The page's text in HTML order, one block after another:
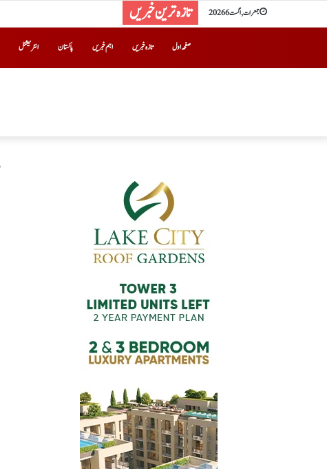
جمعرات, اگست 6 2026 تازہ ترین خبریں
صفحہ اول تازہ خبریں اہم خبریں پاکستان انٹرنیشنل